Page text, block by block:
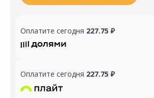
Оплатите сегодня 227.75 ₽
Оплатите сегодня 227.75 ₽